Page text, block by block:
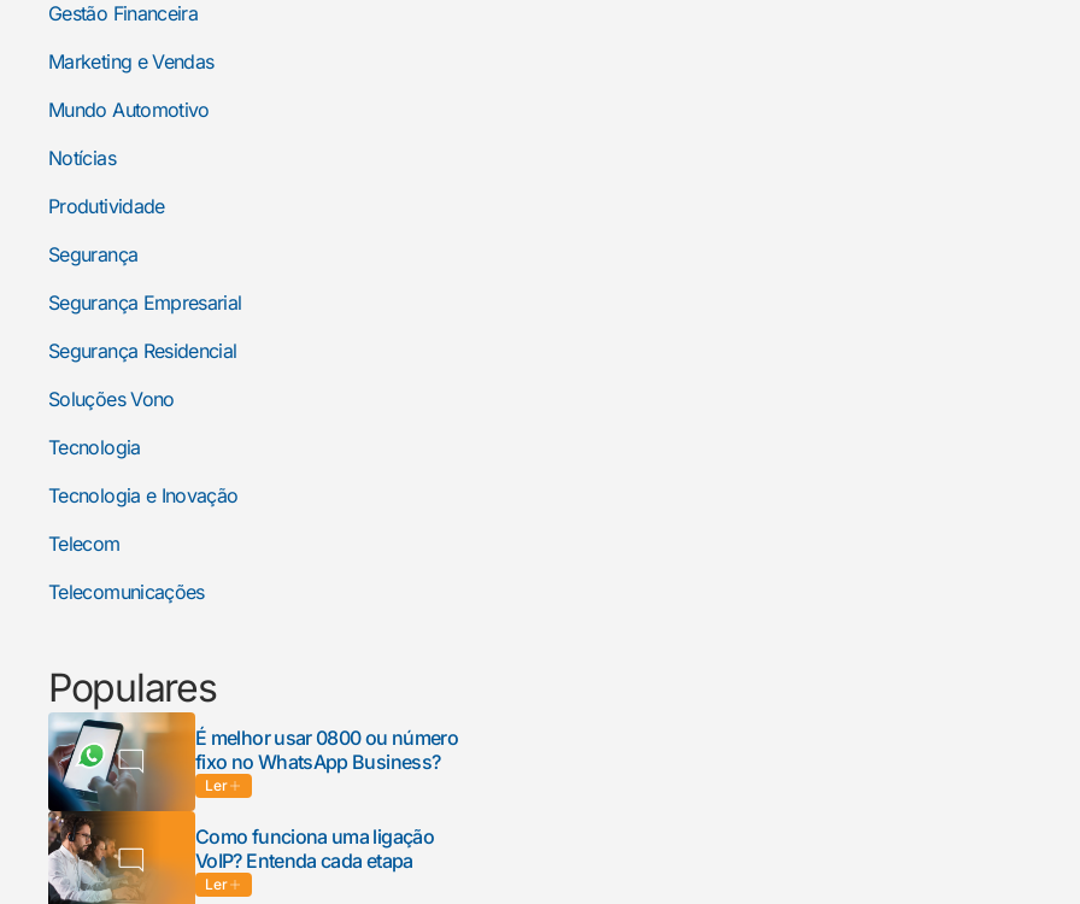
Gestão Financeira
Marketing e Vendas
Mundo Automotivo
Notícias
Produtividade
Segurança
Segurança Empresarial
Segurança Residencial
Soluções Vono
Tecnologia
Tecnologia e Inovação
Telecom
Telecomunicações
Populares
É melhor usar 0800 ou número
fixo no WhatsApp Business?
Ler
Como funciona uma ligação
VoIP? Entenda cada etapa
Ler